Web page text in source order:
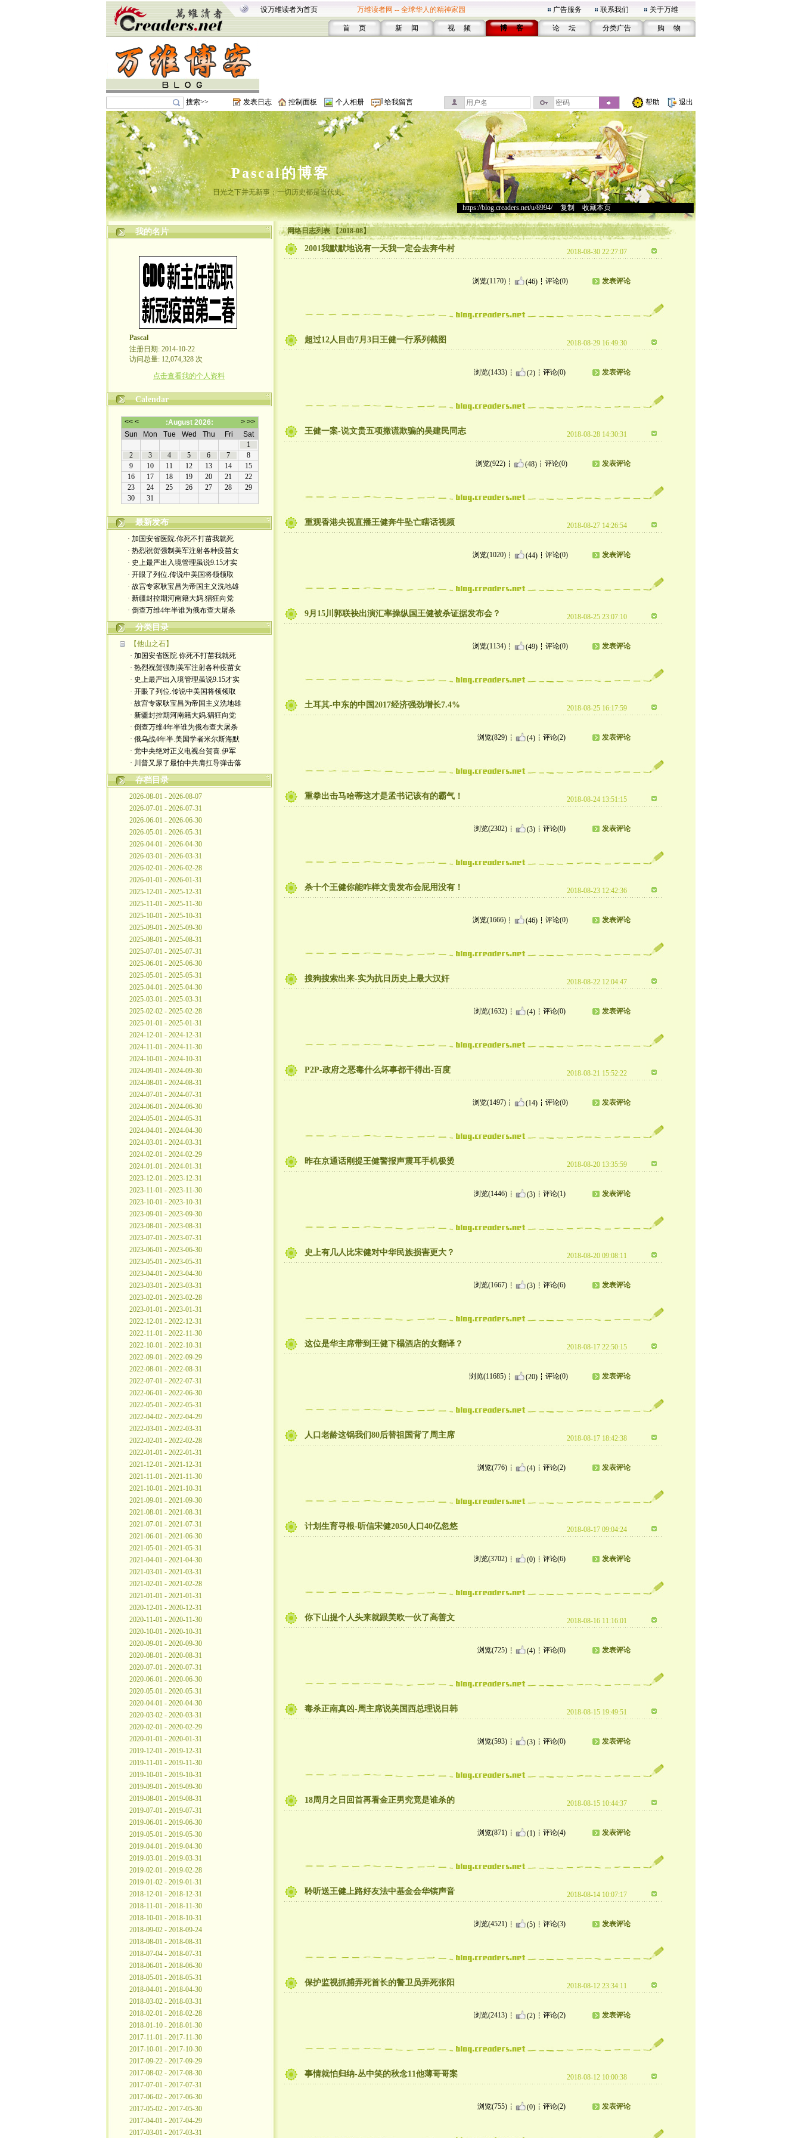
设万维读者为首页 万维读者网 -- 全球华人的精神家园 广告服务 联系我们 关于万维
首 页 新 闻 视 频 博 客 论 坛 分类广告 购 物
搜索>> 发表日志 控制面板 个人相册 给我留言 帮助 退出
Pascal的博客
日光之下并无新事；一切历史都是当代史。
https://blog.creaders.net/u/8994/> 复制 收藏本页
我的名片
Pascal
注册日期: 2014-10-22
访问总量: 12,074,328 次
点击查看我的个人资料
Calendar
最新发布
· 加国安省医院.你死不打苗我就死
· 热烈祝贺强制美军注射各种疫苗女
· 史上最严出入境管理虽说9.15才实
· 开眼了列位.传说中美国将领领取
· 故宫专家耿宝昌为帝国主义洗地雄
· 新疆封控期河南籍大妈.猖狂向党
· 倒查万维4年半谁为俄布查大屠杀
分类目录
【他山之石】
· 加国安省医院.你死不打苗我就死
· 热烈祝贺强制美军注射各种疫苗女
· 史上最严出入境管理虽说9.15才实
· 开眼了列位.传说中美国将领领取
· 故宫专家耿宝昌为帝国主义洗地雄
· 新疆封控期河南籍大妈.猖狂向党
· 倒查万维4年半谁为俄布查大屠杀
· 俄乌战4年半.美国学者米尔斯海默
· 党中央绝对正义电视台贺喜.伊军
· 川普又尿了最怕中共肩扛导弹击落
存档目录
2026-08-01 - 2026-08-07
2026-07-01 - 2026-07-31
2026-06-01 - 2026-06-30
2026-05-01 - 2026-05-31
2026-04-01 - 2026-04-30
2026-03-01 - 2026-03-31
2026-02-01 - 2026-02-28
2026-01-01 - 2026-01-31
2025-12-01 - 2025-12-31
2025-11-01 - 2025-11-30
2025-10-01 - 2025-10-31
2025-09-01 - 2025-09-30
2025-08-01 - 2025-08-31
2025-07-01 - 2025-07-31
2025-06-01 - 2025-06-30
2025-05-01 - 2025-05-31
2025-04-01 - 2025-04-30
2025-03-01 - 2025-03-31
2025-02-02 - 2025-02-28
2025-01-01 - 2025-01-31
2024-12-01 - 2024-12-31
2024-11-01 - 2024-11-30
2024-10-01 - 2024-10-31
2024-09-01 - 2024-09-30
2024-08-01 - 2024-08-31
2024-07-01 - 2024-07-31
2024-06-01 - 2024-06-30
2024-05-01 - 2024-05-31
2024-04-01 - 2024-04-30
2024-03-01 - 2024-03-31
2024-02-01 - 2024-02-29
2024-01-01 - 2024-01-31
2023-12-01 - 2023-12-31
2023-11-01 - 2023-11-30
2023-10-01 - 2023-10-31
2023-09-01 - 2023-09-30
2023-08-01 - 2023-08-31
2023-07-01 - 2023-07-31
2023-06-01 - 2023-06-30
2023-05-01 - 2023-05-31
2023-04-01 - 2023-04-30
2023-03-01 - 2023-03-31
2023-02-01 - 2023-02-28
2023-01-01 - 2023-01-31
2022-12-01 - 2022-12-31
2022-11-01 - 2022-11-30
2022-10-01 - 2022-10-31
2022-09-01 - 2022-09-29
2022-08-01 - 2022-08-31
2022-07-01 - 2022-07-31
2022-06-01 - 2022-06-30
2022-05-01 - 2022-05-31
2022-04-02 - 2022-04-29
2022-03-01 - 2022-03-31
2022-02-01 - 2022-02-28
2022-01-01 - 2022-01-31
2021-12-01 - 2021-12-31
2021-11-01 - 2021-11-30
2021-10-01 - 2021-10-31
2021-09-01 - 2021-09-30
2021-08-01 - 2021-08-31
2021-07-01 - 2021-07-31
2021-06-01 - 2021-06-30
2021-05-01 - 2021-05-31
2021-04-01 - 2021-04-30
2021-03-01 - 2021-03-31
2021-02-01 - 2021-02-28
2021-01-01 - 2021-01-31
2020-12-01 - 2020-12-31
2020-11-01 - 2020-11-30
2020-10-01 - 2020-10-31
2020-09-01 - 2020-09-30
2020-08-01 - 2020-08-31
2020-07-01 - 2020-07-31
2020-06-01 - 2020-06-30
2020-05-01 - 2020-05-31
2020-04-01 - 2020-04-30
2020-03-02 - 2020-03-31
2020-02-01 - 2020-02-29
2020-01-01 - 2020-01-31
2019-12-01 - 2019-12-31
2019-11-01 - 2019-11-30
2019-10-01 - 2019-10-31
2019-09-01 - 2019-09-30
2019-08-01 - 2019-08-31
2019-07-01 - 2019-07-31
2019-06-01 - 2019-06-30
2019-05-01 - 2019-05-30
2019-04-01 - 2019-04-30
2019-03-01 - 2019-03-31
2019-02-01 - 2019-02-28
2019-01-02 - 2019-01-31
2018-12-01 - 2018-12-31
2018-11-01 - 2018-11-30
2018-10-01 - 2018-10-31
2018-09-02 - 2018-09-24
2018-08-01 - 2018-08-31
2018-07-04 - 2018-07-31
2018-06-01 - 2018-06-30
2018-05-01 - 2018-05-31
2018-04-01 - 2018-04-30
2018-03-02 - 2018-03-31
2018-02-01 - 2018-02-28
2018-01-10 - 2018-01-30
2017-11-01 - 2017-11-30
2017-10-01 - 2017-10-30
2017-09-22 - 2017-09-29
2017-08-02 - 2017-08-30
2017-07-01 - 2017-07-31
2017-06-02 - 2017-06-30
2017-05-02 - 2017-05-30
2017-04-01 - 2017-04-29
2017-03-01 - 2017-03-31
网络日志列表 【2018-08】
2001我默默地说有一天我一定会去奔牛村 2018-08-30 22:27:07
浏览(1170) (46) 评论(0) 发表评论
超过12人目击7月3日王健一行系列截图 2018-08-29 16:49:30
浏览(1433) (2) 评论(0) 发表评论
王健一案-说文贵五项撒谎欺骗的吴建民同志 2018-08-28 14:30:31
浏览(922) (48) 评论(0) 发表评论
重观香港央视直播王健奔牛坠亡瞎话视频 2018-08-27 14:26:54
浏览(1020) (44) 评论(0) 发表评论
9月15川郭联袂出演汇率操纵国王健被杀证据发布会？ 2018-08-25 23:07:10
浏览(1134) (49) 评论(0) 发表评论
土耳其-中东的中国2017经济强劲增长7.4% 2018-08-25 16:17:59
浏览(829) (4) 评论(2) 发表评论
重拳出击马哈蒂这才是孟书记该有的霸气！ 2018-08-24 13:51:15
浏览(2302) (3) 评论(0) 发表评论
杀十个王健你能咋样文贵发布会屁用没有！ 2018-08-23 12:42:36
浏览(1666) (46) 评论(0) 发表评论
搜狗搜索出来-实为抗日历史上最大汉奸 2018-08-22 12:04:47
浏览(1632) (4) 评论(0) 发表评论
P2P-政府之恶毒什么坏事都干得出-百度 2018-08-21 15:52:22
浏览(1497) (14) 评论(0) 发表评论
昨在京通话刚提王健警报声震耳手机极烫 2018-08-20 13:35:59
浏览(1446) (3) 评论(1) 发表评论
史上有几人比宋健对中华民族损害更大？ 2018-08-20 09:08:11
浏览(1667) (3) 评论(6) 发表评论
这位是华主席带到王健下榻酒店的女翻译？ 2018-08-17 22:50:15
浏览(11685) (20) 评论(0) 发表评论
人口老龄这锅我们80后替祖国背了周主席 2018-08-17 18:42:38
浏览(776) (4) 评论(2) 发表评论
计划生育寻根-听信宋健2050人口40亿忽悠 2018-08-17 09:04:24
浏览(3702) (0) 评论(6) 发表评论
你下山提个人头来就跟美欧一伙了高善文 2018-08-16 11:16:01
浏览(725) (4) 评论(0) 发表评论
毒杀正南真凶-周主席说美国西总理说日韩 2018-08-15 19:49:51
浏览(593) (3) 评论(0) 发表评论
18周月之日回首再看金正男究竟是谁杀的 2018-08-15 10:44:37
浏览(871) (1) 评论(4) 发表评论
聆听送王健上路好友法中基金会华镔声音 2018-08-14 10:07:17
浏览(4521) (5) 评论(3) 发表评论
保护监视抓捕弄死首长的警卫员弄死张阳 2018-08-12 23:34:11
浏览(2413) (2) 评论(2) 发表评论
事情就怕归纳-丛中笑的秋念11他薄哥哥案 2018-08-12 10:00:38
浏览(755) (0) 评论(2) 发表评论